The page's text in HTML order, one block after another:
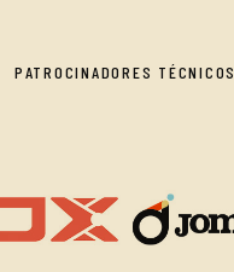
PATROCINADORES TÉCNICOS